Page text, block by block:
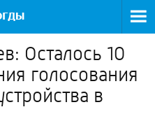
Осталось 10
голосования
в